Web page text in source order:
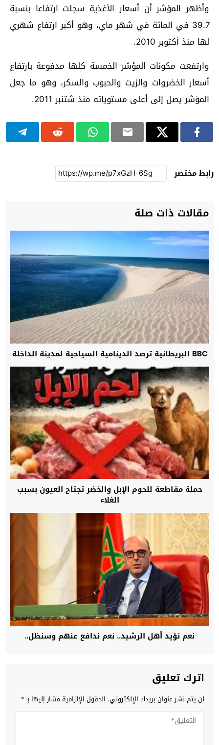
وأظهر المؤشر أن أسعار الأغذية سجلت ارتفاعا بنسبة
39.7 في المائة في شهر ماي، وهو أكبر ارتفاع شهري
لها منذ أكتوبر 2010.
وارتفعت مكونات المؤشر الخمسة كلها مدفوعة بارتفاع
أسعار الخضروات والزيت والحبوب والسكر، وهو ما جعل
المؤشر يصل إلى أعلى مستوياته منذ شتنبر 2011.
رابط مختصر
مقالات ذات صلة
BBC البريطانية ترصد الدينامية السياحية لمدينة الداخلة
حملة مقاطعة للحوم الإبل والخضر تجتاح العيون بسبب
الغلاء
نعم نؤيد أهل الرشيد.. نعم ندافع عنهم وسنظل..
اترك تعليق
لن يتم نشر عنوان بريدك الإلكتروني. الحقول الإلزامية مشار إليها بـ*